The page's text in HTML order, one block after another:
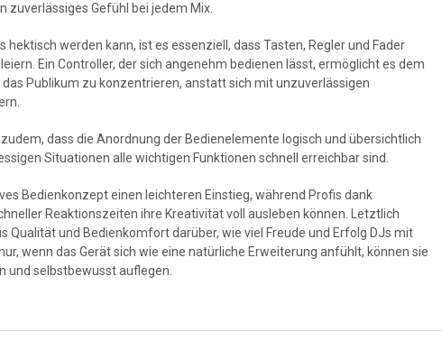
zuverlässiges Gefühl bei jedem Mix.
hektisch werden kann, ist es essenziell, dass Tasten, Regler und Fader
Ein Controller, der sich angenehm bedienen lässt, ermöglicht es dem
das Publikum zu konzentrieren, anstatt sich mit unzuverlässigen
dass die Anordnung der Bedienelemente logisch und übersichtlich
Situationen alle wichtigen Funktionen schnell erreichbar sind.
Bedienkonzept einen leichteren Einstieg, während Profis dank
Reaktionszeiten ihre Kreativität voll ausleben können. Letztlich
Qualität und Bedienkomfort darüber, wie viel Freude und Erfolg DJs mit
wenn das Gerät sich wie eine natürliche Erweiterung anfühlt, können sie
und selbstbewusst auflegen.